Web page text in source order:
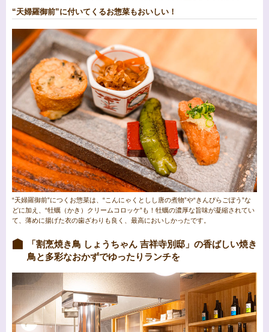
“天婦羅御前”に付いてくるお惣菜もおいしい！
“天婦羅御前”につくお惣菜は、“こんにゃくとしし唐の煮物”や“きんぴらごぼう”な
どに加え、“牡蠣（かき）クリームコロッケ”も！牡蠣の濃厚な旨味が凝縮されてい
て、薄めに揚げた衣の歯ざわりも良く、最高においしかったです。
「割烹焼き鳥 しょうちゃん 吉祥寺別邸」の香ばしい焼き
鳥と多彩なおかずでゆったりランチを